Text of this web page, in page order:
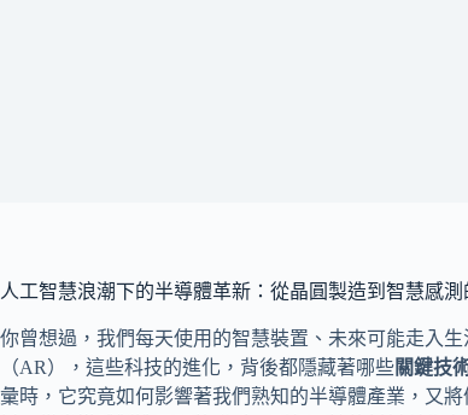
人工智慧浪潮下的半導體革新：從晶圓製造到智慧感
你曾想過，我們每天使用的智慧裝置、未來可能走入
（AR），這些科技的進化，背後都隱藏著哪些關鍵技
彙時，它究竟如何影響著我們熟知的半導體產業，又